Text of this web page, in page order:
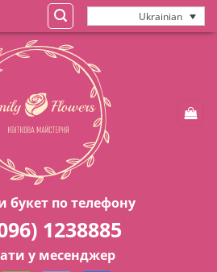
Ukrainian
букет по телефону
1238885
у месенджер